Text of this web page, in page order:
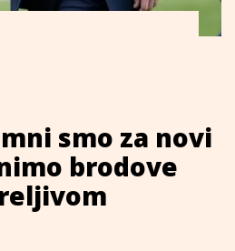
smo za novi
brodove